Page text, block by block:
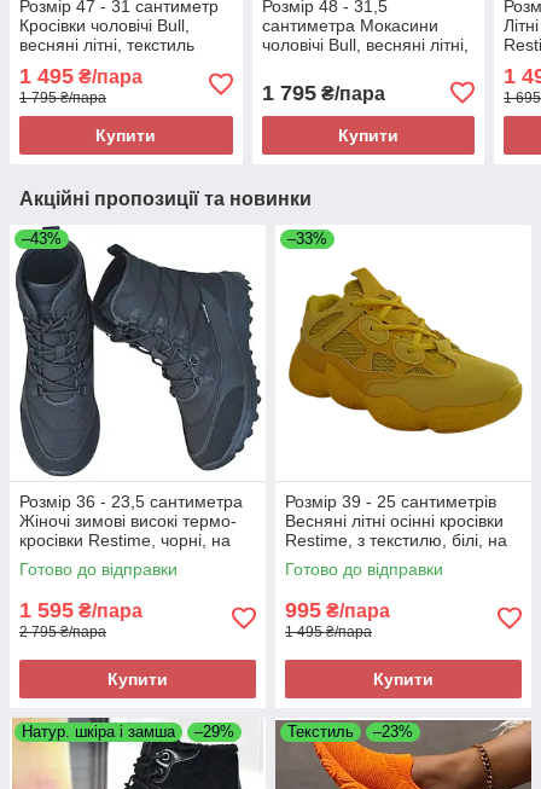
Розмір 47 - 31 сантиметр
Кросівки чоловічі Bull,
весняні літні, текстиль
піни, легкі і зручні
1 495 ₴/пара
1 795 ₴/пара
Купити
Розмір 48 - 31,5
сантиметра Мокасини
чоловічі Bull, весняні літні,
підошві з піни, легкі і
зручні
1 795₴/пара
Купити
1
1
Акційні пропозиції та новинки
–43%
Розмір 36 - 23,5 сантиметра
Жіночі зимові високі термо-
кросівки Restime, чорні, на
підошві з піни, легкі та зручні
Готово до відправки
1 595 ₴/пара
2 795 ₴/пара
Купити
–33%
Розмір 39 - 25 сантиметрів
Весняні літні осінні кросівки
Restime, з текстилю, білі, на
підошві з піни, легкі та зручні
Готово до відправки
995 ₴/пара
1 495 ₴/пара
Купити
Натур. шкіра і замша –29% Текстиль –23%